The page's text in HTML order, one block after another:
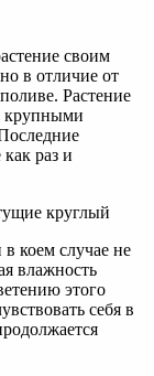
своим
в отличие от
Растение
крупными
раз и
коем случае не
влажность
этого
себя в